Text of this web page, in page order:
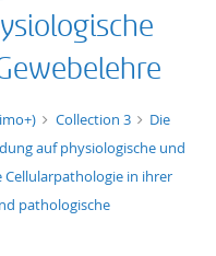
Collection 3
Die
auf physiologische und
Cellularpathologie in ihrer
pathologische